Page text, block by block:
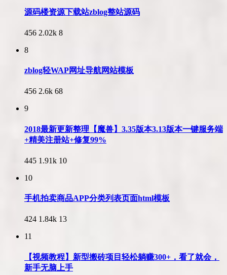
源码楼资源下载站zblog整站源码
456 2.02k 8
8
zblog轻WAP网址导航网站模板
456 2.6k 68
9
2018最新更新整理【魔兽】3.35版本3.13版本一键服务端
+精美注册站+修复99%
445 1.91k 10
10
手机拍卖商品APP分类列表页面html模板
424 1.84k 13
11
【视频教程】新型搬砖项目轻松躺赚300+，看了就会，
新手无脑上手